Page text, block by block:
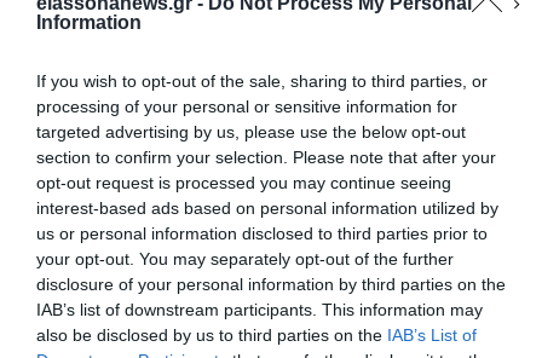
Information
If you wish to opt-out of the sale, sharing to third parties, or
processing of your personal or sensitive information for
targeted advertising by us, please use the below opt-out
section to confirm your selection. Please note that after your
opt-out request is processed you may continue seeing
interest-based ads based on personal information utilized by
us or personal information disclosed to third parties prior to
your opt-out. You may separately opt-out of the further
disclosure of your personal information by third parties on the
IAB’s list of downstream participants. This information may
also be disclosed by us to third parties on the IAB’s List of
Διαχείριση Συγκατάθεσης
Για να παρέχουμε την καλύτερη εμπειρία, χρησιμοποιούμε τεχνολογίες όπως
cookies για την αποθήκευση ή/και την πρόσβαση σε πληροφορίες συσκευών.
Η συγκατάθεση για τις εν λόγω τεχνολογίες θα μας επιτρέψει να